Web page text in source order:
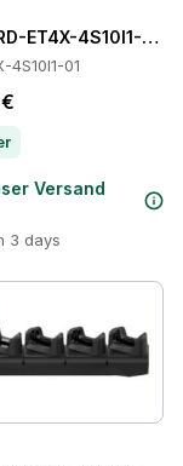
ET4X-4S10I1-01
4S10I1-01
Versand
3 days